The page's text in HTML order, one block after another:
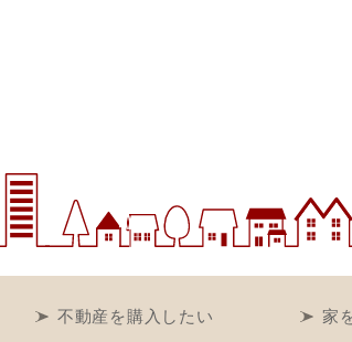
不動産を購入したい 家